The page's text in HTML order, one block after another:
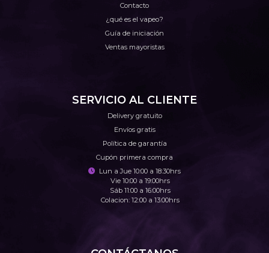
Contacto
¿qué es el vapeo?
Guía de iniciación
Ventas mayoristas
SERVICIO AL CLIENTE
Delivery gratuito
Envíos gratis
Política de garantía
Cupón primera compra
Lun a Jue 10:00 a 18:30hrs
Vie 10:00 a 19:00hrs
Sáb 11:00 a 16:00hrs
Colacion: 12:00 a 13:00hrs